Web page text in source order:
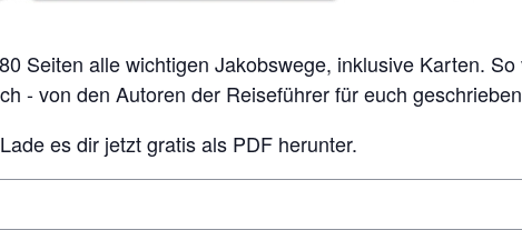
- von den Autoren der Reiseführer für euch geschrieben
Lade es dir jetzt gratis als PDF herunter.